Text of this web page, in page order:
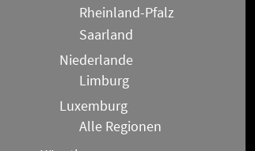
Rheinland-Pfalz
Saarland
Niederlande
Limburg
Luxemburg
Alle Regionen